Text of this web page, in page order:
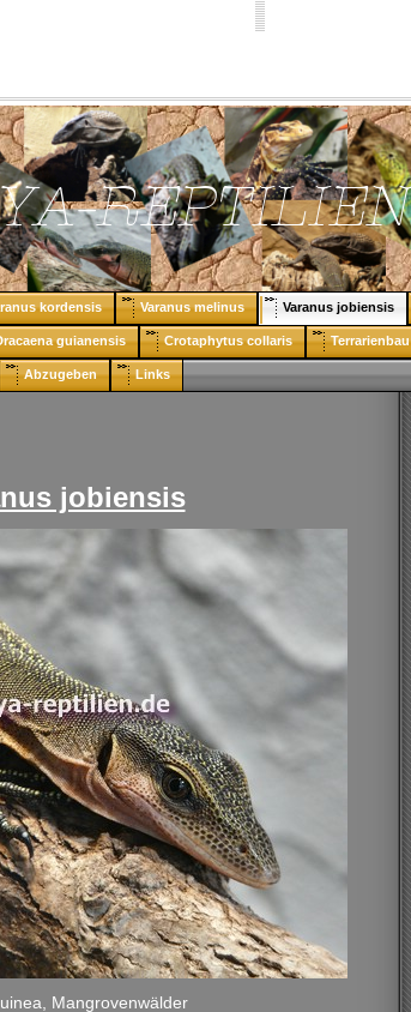
kordensis Varanus melinus Varanus jobiensis
guianensis Crotaphytus collaris Terrarienbau
Abzugeben Links
jobiensis
Mangrovenwälder